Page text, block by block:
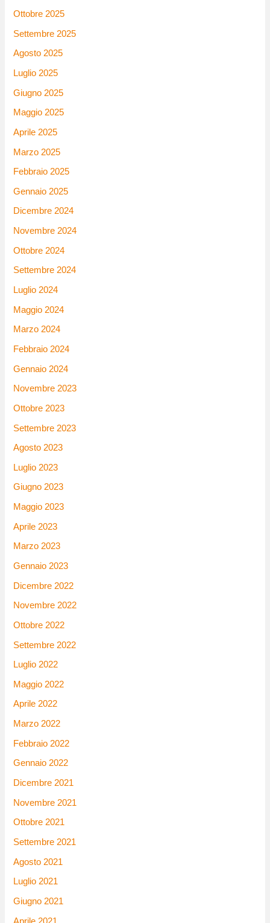
Ottobre 2025
Settembre 2025
Agosto 2025
Luglio 2025
Giugno 2025
Maggio 2025
Aprile 2025
Marzo 2025
Febbraio 2025
Gennaio 2025
Dicembre 2024
Novembre 2024
Ottobre 2024
Settembre 2024
Luglio 2024
Maggio 2024
Marzo 2024
Febbraio 2024
Gennaio 2024
Novembre 2023
Ottobre 2023
Settembre 2023
Agosto 2023
Luglio 2023
Giugno 2023
Maggio 2023
Aprile 2023
Marzo 2023
Gennaio 2023
Dicembre 2022
Novembre 2022
Ottobre 2022
Settembre 2022
Luglio 2022
Maggio 2022
Aprile 2022
Marzo 2022
Febbraio 2022
Gennaio 2022
Dicembre 2021
Novembre 2021
Ottobre 2021
Settembre 2021
Agosto 2021
Luglio 2021
Giugno 2021
Aprile 2021